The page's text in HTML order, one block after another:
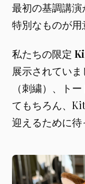
最初の基調講
特別なものが用
私たちの限定
展示されてい
（刺繍）、ト
てもちろん、
迎えるために待